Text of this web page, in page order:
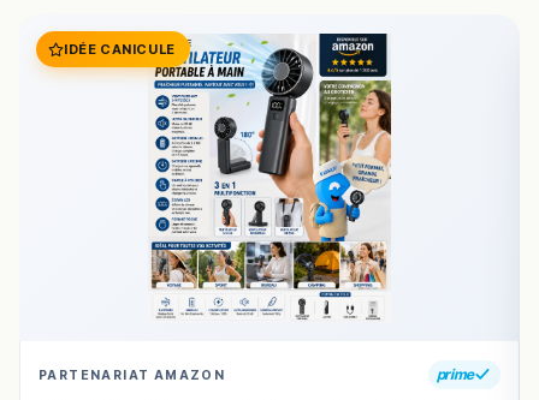
IDÉE CANICULE
PARTENARIAT AMAZON prime